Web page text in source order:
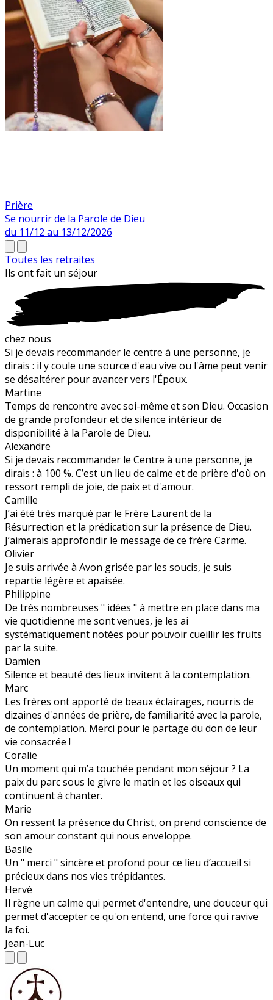
Prière
Se nourrir de la Parole de Dieu
du 11/12 au 13/12/2026
Toutes les retraites
Ils ont fait un séjour
chez nous
Si je devais recommander le centre à une personne, je
dirais : il y coule une source d'eau vive ou l'âme peut venir
se désaltérer pour avancer vers l'Époux.
Martine
Temps de rencontre avec soi-même et son Dieu. Occasion
de grande profondeur et de silence intérieur de
disponibilité à la Parole de Dieu.
Alexandre
Si je devais recommander le Centre à une personne, je
dirais : à 100 %. C’est un lieu de calme et de prière d'où on
ressort rempli de joie, de paix et d'amour.
Camille
J’ai été très marqué par le Frère Laurent de la
Résurrection et la prédication sur la présence de Dieu.
J’aimerais approfondir le message de ce frère Carme.
Olivier
Je suis arrivée à Avon grisée par les soucis, je suis
repartie légère et apaisée.
Philippine
De très nombreuses " idées " à mettre en place dans ma
vie quotidienne me sont venues, je les ai
systématiquement notées pour pouvoir cueillir les fruits
par la suite.
Damien
Silence et beauté des lieux invitent à la contemplation.
Marc
Les frères ont apporté de beaux éclairages, nourris de
dizaines d'années de prière, de familiarité avec la parole,
de contemplation. Merci pour le partage du don de leur
vie consacrée !
Coralie
Un moment qui m’a touchée pendant mon séjour ? La
paix du parc sous le givre le matin et les oiseaux qui
continuent à chanter.
Marie
On ressent la présence du Christ, on prend conscience de
son amour constant qui nous enveloppe.
Basile
Un " merci " sincère et profond pour ce lieu d’accueil si
précieux dans nos vies trépidantes.
Hervé
Il règne un calme qui permet d'entendre, une douceur qui
permet d'accepter ce qu'on entend, une force qui ravive
la foi.
Jean-Luc